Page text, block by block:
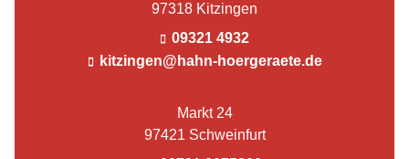
97318 Kitzingen
09321 4932
kitzingen@hahn-hoergeraete.de
Markt 24
97421 Schweinfurt